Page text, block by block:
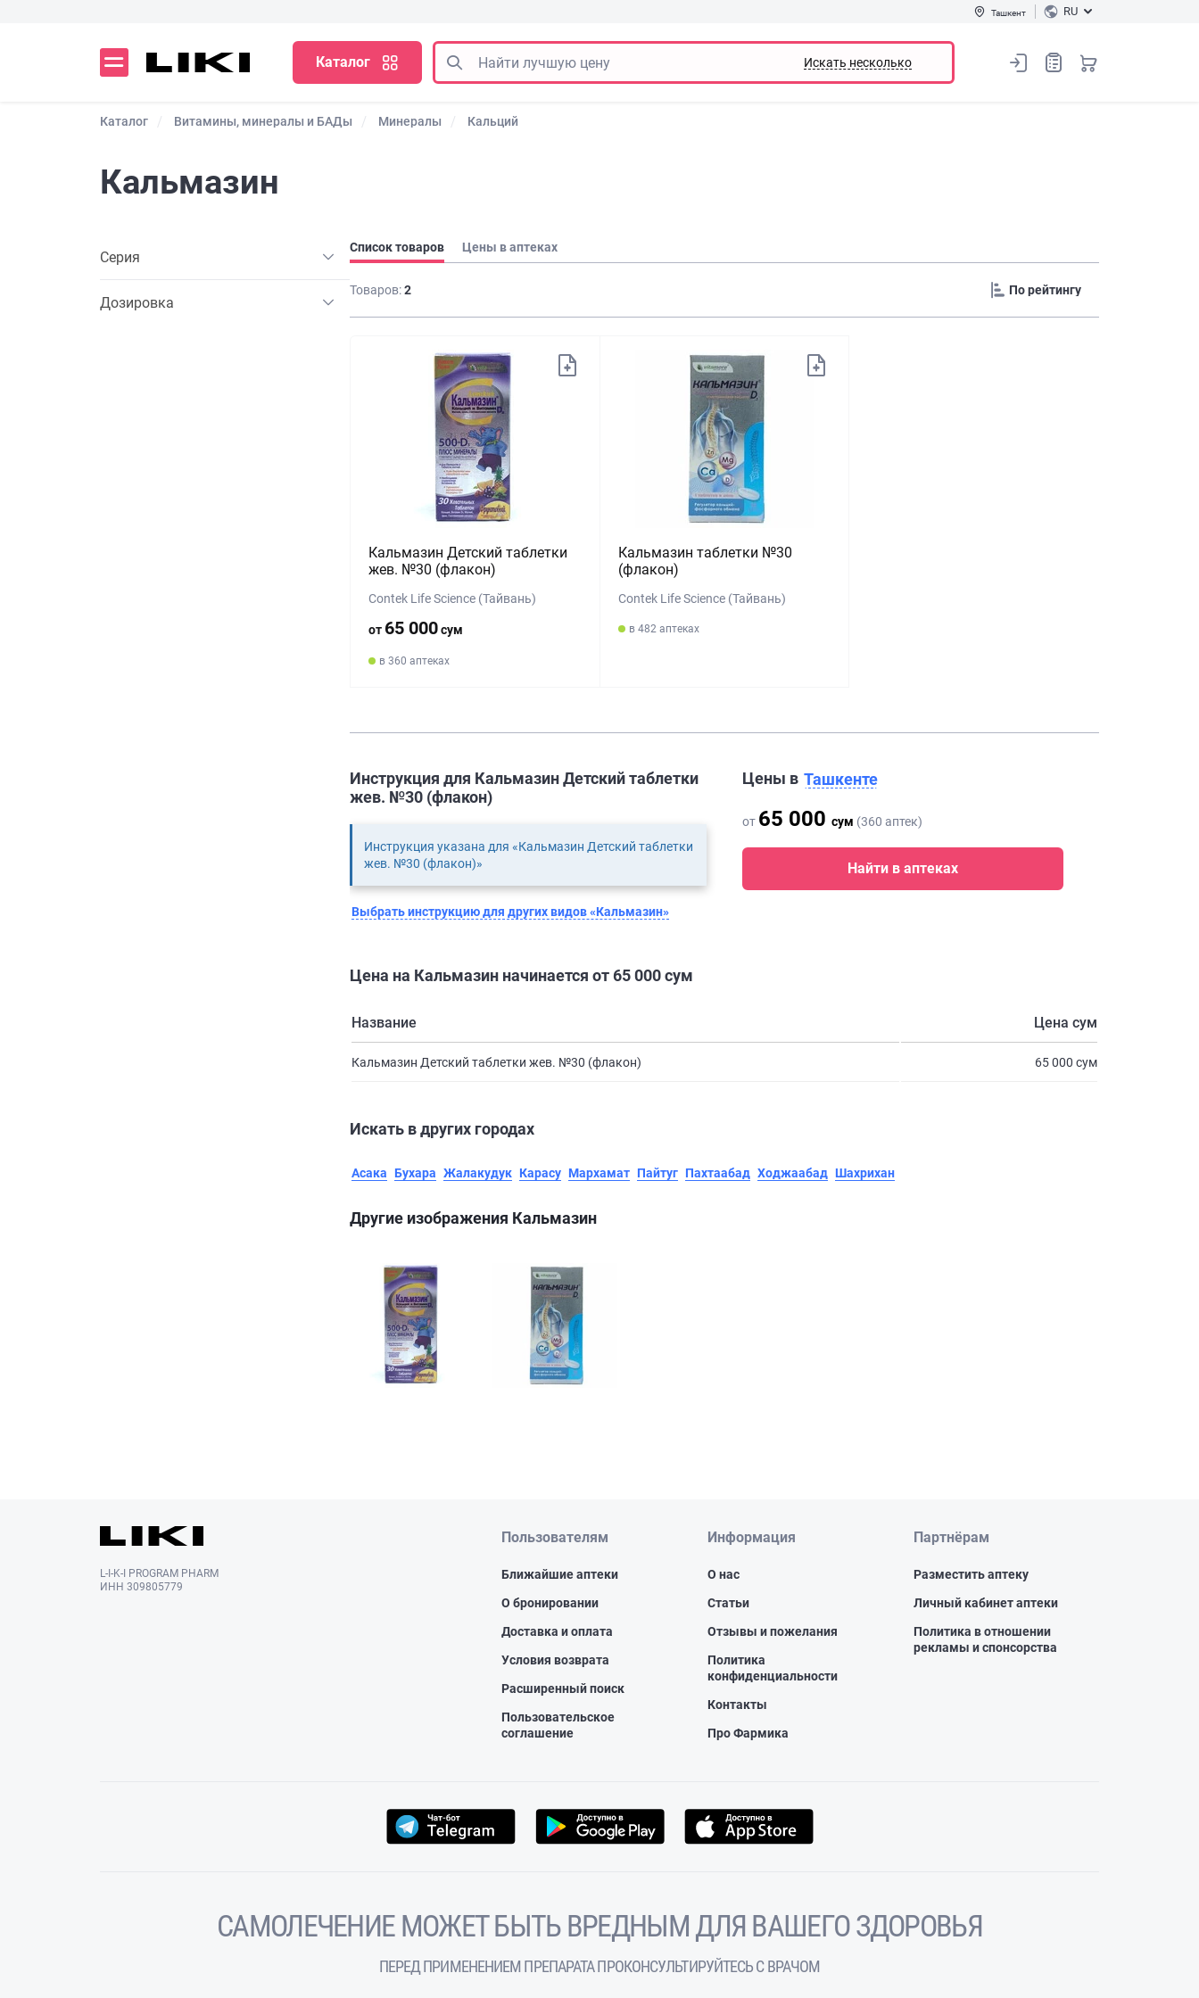
Ташкент RU
Каталог Искать несколько
Каталог Витамины, минералы и БАДы Минералы Кальций
Кальмазин
Серия
Дозировка
Список товаров Цены в аптеках
Товаров:2
Кальмазин Детский таблетки
жев. №30 (флакон)
Contek Life Science (Тайвань)
от 65 000сум
в 360 аптеках
Кальмазин таблетки №30
(флакон)
Contek Life Science (Тайвань)
в 482 аптеках
Цены в Ташкенте
от 65 000 сум (360 аптек)
Найти в аптеках
Инструкция для Кальмазин Детский таблетки
жев. №30 (флакон)
Инструкция указана для «Кальмазин Детский таблетки
жев. №30 (флакон)»
Выбрать инструкцию для других видов «Кальмазин»
Цена на Кальмазин начинается от 65 000 сум
Название Цена сум
Кальмазин Детский таблетки жев. №30 (флакон) 65 000 сум
Искать в других городах
Асака Бухара Жалакудук Карасу Мархамат Пайтуг Пахтаабад Ходжаабад Шахрихан
Другие изображения Кальмазин
L-I-K-I PROGRAM PHARM
ИНН 309805779
Пользователям
Ближайшие аптеки
О бронировании
Доставка и оплата
Условия возврата
Расширенный поиск
Пользовательское
соглашение
Информация
О нас
Статьи
Отзывы и пожелания
Политика
конфиденциальности
Контакты
Про Фармика
Партнёрам
Разместить аптеку
Личный кабинет аптеки
Политика в отношении
рекламы и спонсорства
САМОЛЕЧЕНИЕ МОЖЕТ БЫТЬ ВРЕДНЫМ ДЛЯ ВАШЕГО ЗДОРОВЬЯ
ПЕРЕД ПРИМЕНЕНИЕМ ПРЕПАРАТА ПРОКОНСУЛЬТИРУЙТЕСЬ С ВРАЧОМ